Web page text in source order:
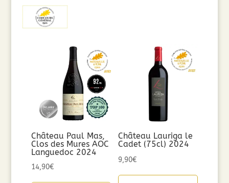
Château Paul Mas,
Clos des Mures AOC
Languedoc 2024
14,90€
Château Lauriga le
Cadet (75cl) 2024
9,90€